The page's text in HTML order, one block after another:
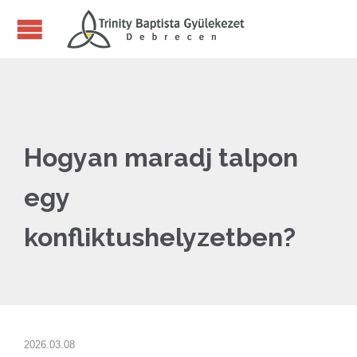
Hogyan maradj talpon
egy
konfliktushelyzetben?
2026.03.08